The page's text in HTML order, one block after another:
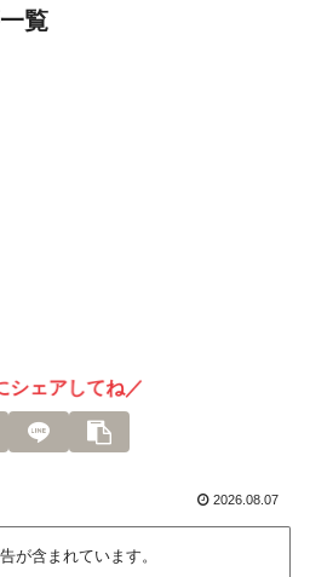
覧
シェアしてね／
2026.08.07
が含まれています。